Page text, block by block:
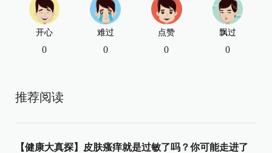
开心
0
难过
0
点赞
0
飘过
0
推荐阅读
【健康大真探】皮肤瘙痒就是过敏了吗？你可能走进了